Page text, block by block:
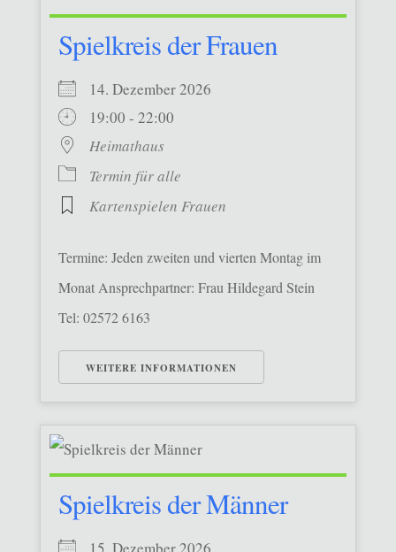
Spielkreis der Frauen
14. Dezember 2026
19:00 - 22:00
Heimathaus
Termin für alle
Kartenspielen Frauen
Termine: Jeden zweiten und vierten Montag im
Monat Ansprechpartner: Frau Hildegard Stein
Tel: 02572 6163
WEITERE INFORMATIONEN
Spielkreis der Männer